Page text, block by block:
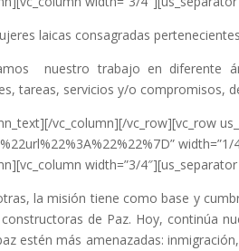
laicas consagradas
nuestro trabajo en diferente
tareas, servicios y/o compromisos,
vc_column][/vc_row][vc_row
width=”3/
la misión tiene como base y
de Paz. Hoy, continúa
estén más amenazadas: